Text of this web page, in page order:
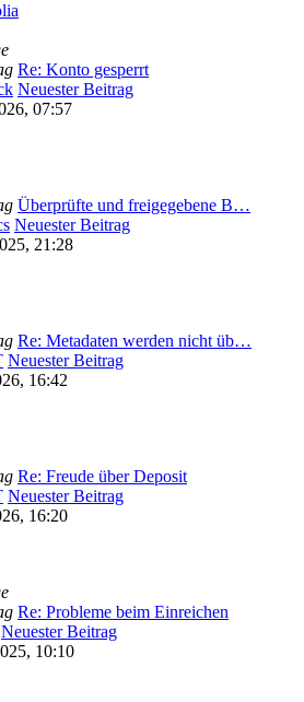
Re: Konto gesperrt
Neuester Beitrag
07:57
Überprüfte und freigegebene B…
Neuester Beitrag
21:28
Re: Metadaten werden nicht üb…
Neuester Beitrag
16:42
Re: Freude über Deposit
Neuester Beitrag
16:20
Re: Probleme beim Einreichen
Neuester Beitrag
10:10